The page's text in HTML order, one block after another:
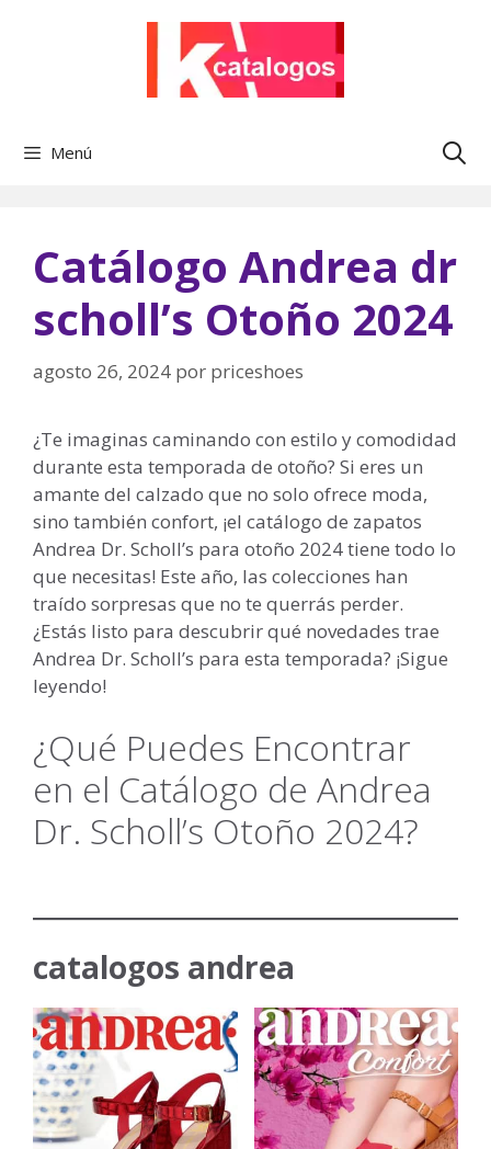
Menú
Catálogo Andrea dr
scholl’s Otoño 2024
agosto 26, 2024 por priceshoes
¿Te imaginas caminando con estilo y comodidad
durante esta temporada de otoño? Si eres un
amante del calzado que no solo ofrece moda,
sino también confort, ¡el catálogo de zapatos
Andrea Dr. Scholl’s para otoño 2024 tiene todo lo
que necesitas! Este año, las colecciones han
traído sorpresas que no te querrás perder.
¿Estás listo para descubrir qué novedades trae
Andrea Dr. Scholl’s para esta temporada? ¡Sigue
leyendo!
¿Qué Puedes Encontrar
en el Catálogo de Andrea
Dr. Scholl’s Otoño 2024?
catalogos andrea